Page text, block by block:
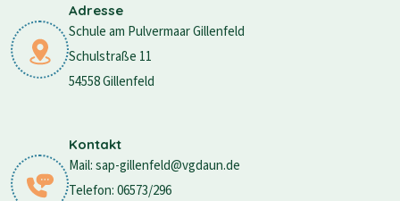
Adresse
Schule am Pulvermaar Gillenfeld
Schulstraße 11
54558 Gillenfeld
Kontakt
Mail: sap-gillenfeld@vgdaun.de
Telefon: 06573/296